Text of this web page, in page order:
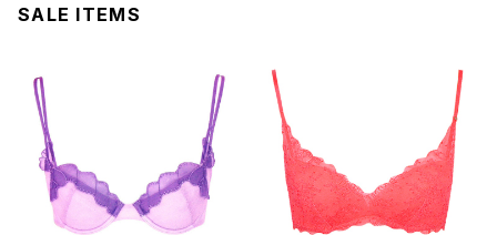
SALE ITEMS